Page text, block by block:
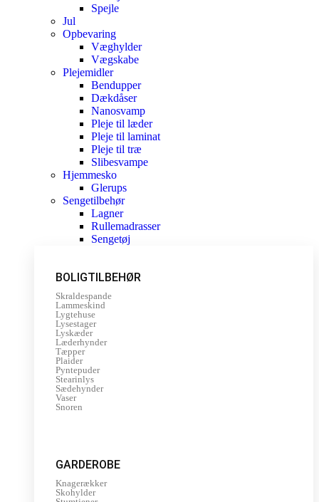
Spejle
Jul
Opbevaring
Væghylder
Vægskabe
Plejemidler
Bendupper
Dækdåser
Nanosvamp
Pleje til læder
Pleje til laminat
Pleje til træ
Slibesvampe
Hjemmesko
Glerups
Sengetilbehør
Lagner
Rullemadrasser
Sengetøj
BOLIGTILBEHØR
Skraldespande
Lammeskind
Lygtehuse
Lysestager
Lyskæder
Læderhynder
Tæpper
Plaider
Pyntepuder
Stearinlys
Sædehynder
Vaser
Snoren
GARDEROBE
Knagerækker
Skohylder